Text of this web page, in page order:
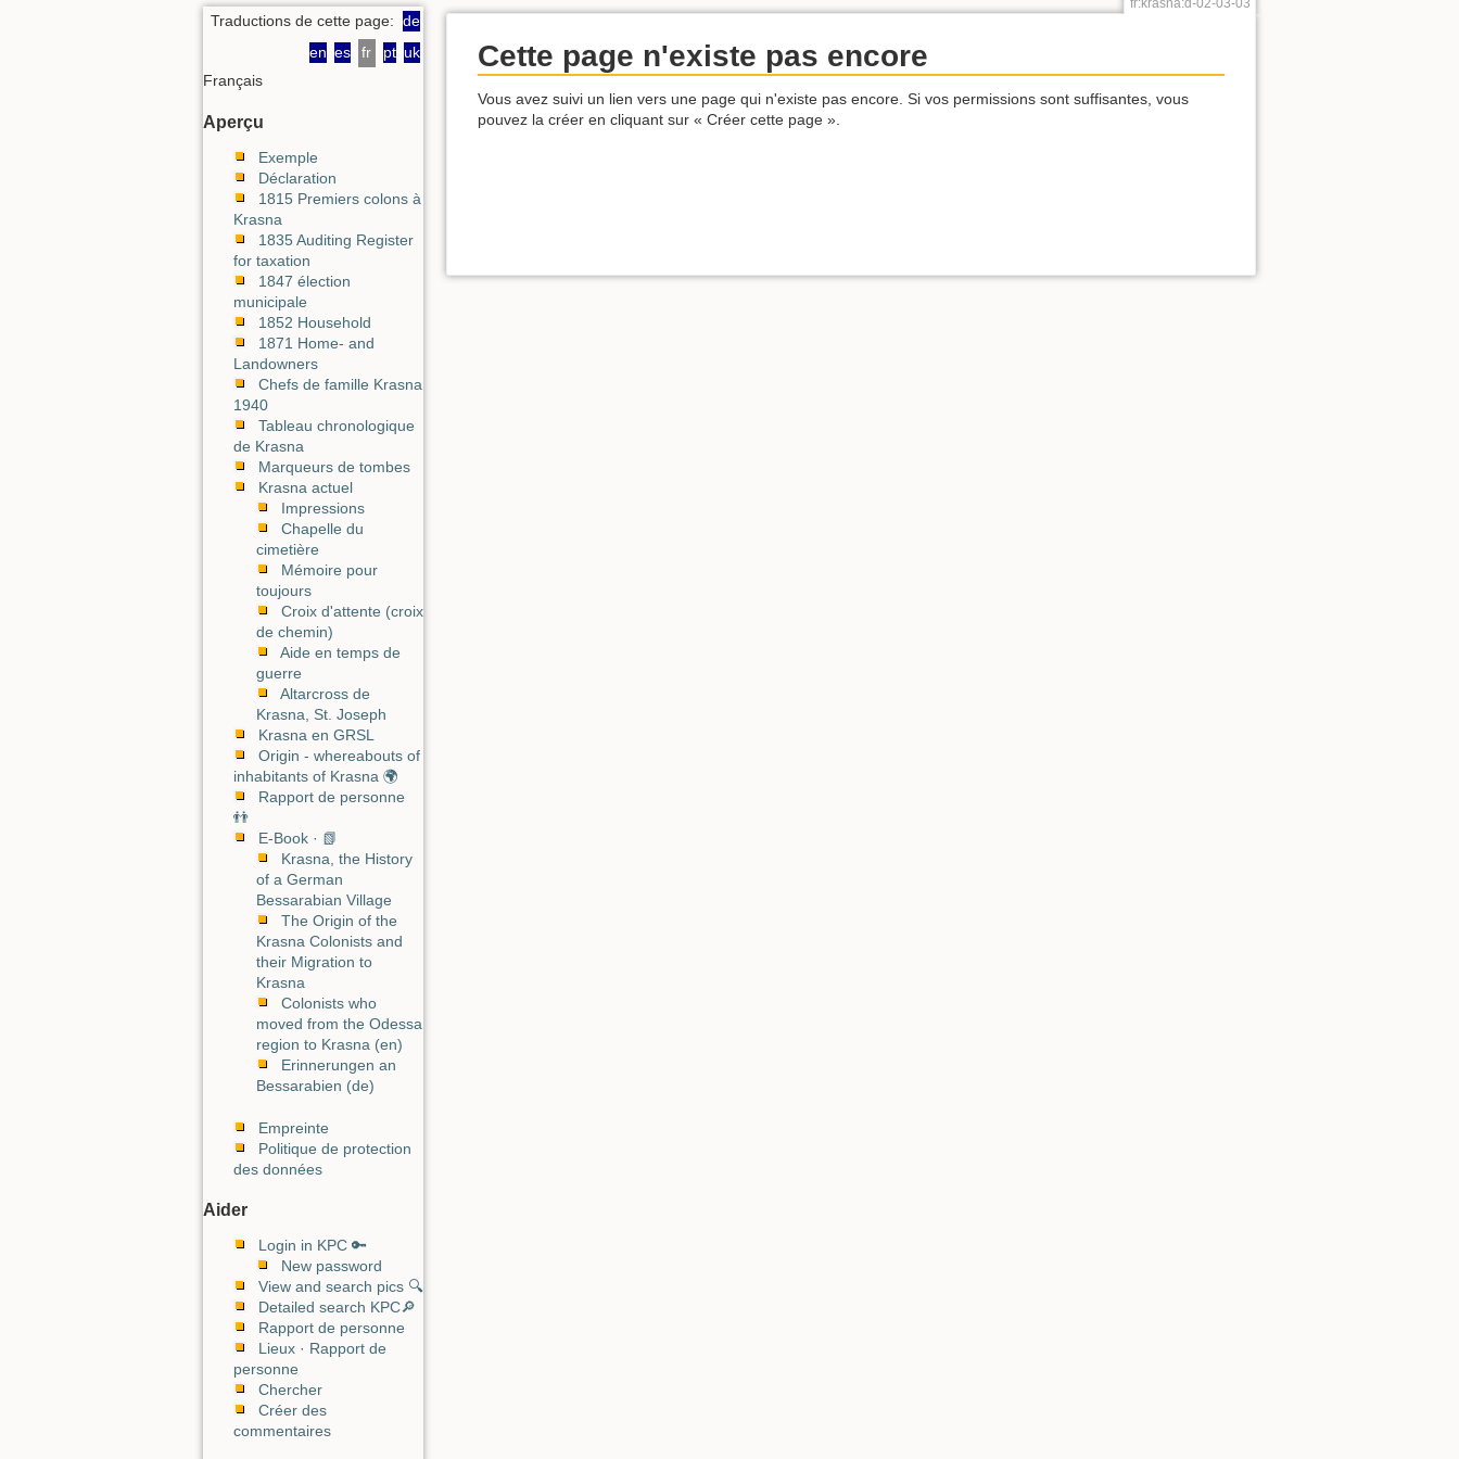
Traductions de cette page: de
en es fr pt uk
Français
Aperçu
Exemple
Déclaration
1815 Premiers colons à
Krasna
1835 Auditing Register
for taxation
1847 élection
municipale
1852 Household
1871 Home- and
Landowners
Chefs de famille Krasna
1940
Tableau chronologique
de Krasna
Marqueurs de tombes
Krasna actuel
Impressions
Chapelle du
cimetière
Mémoire pour
toujours
Croix d'attente (croix
de chemin)
Aide en temps de
guerre
Altarcross de
Krasna, St. Joseph
Krasna en GRSL
Origin - whereabouts of
inhabitants of Krasna 🌍
Rapport de personne
👬
E-Book · 📗
Krasna, the History
of a German
Bessarabian Village
The Origin of the
Krasna Colonists and
their Migration to
Krasna
Colonists who
moved from the Odessa
region to Krasna (en)
Erinnerungen an
Bessarabien (de)
Empreinte
Politique de protection
des données
Aider
Login in KPC 🔑
New password
View and search pics 🔍
Detailed search KPC🔎
Rapport de personne
Lieux · Rapport de
personne
Chercher
Créer des
commentaires
Cette page n'existe pas encore
Vous avez suivi un lien vers une page qui n'existe pas encore. Si vos permissions sont suffisantes, vous
pouvez la créer en cliquant sur « Créer cette page ».